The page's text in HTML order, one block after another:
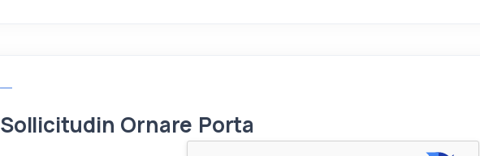
Sollicitudin Ornare Porta